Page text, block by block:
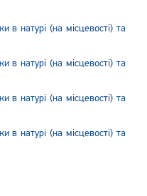
в натурі (на місцевості) та
в натурі (на місцевості) та
в натурі (на місцевості) та
в натурі (на місцевості) та